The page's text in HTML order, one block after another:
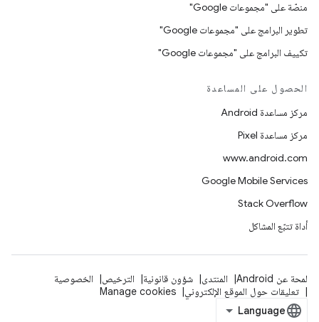
منصّة على "مجموعات Google"
تطوير البرامج على "مجموعات Google"
تكييف البرامج على "مجموعات Google"
الحصول على المساعدة
مركز مساعدة Android
مركز مساعدة Pixel
www.android.com
Google Mobile Services
Stack Overflow
أداة تتبّع المشاكل
لمحة عن Android المنتدى شؤون قانونية الترخيص
الخصوصية
تعليقات حول الموقع الإلكتروني
Manage cookies